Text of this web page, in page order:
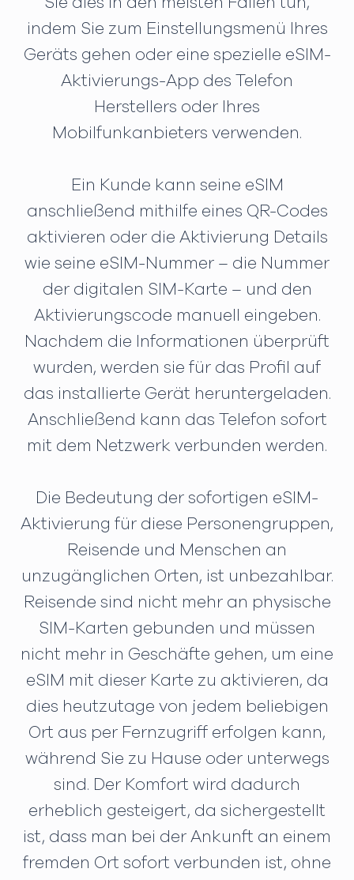
indem Sie zum Einstellungsmenü Ihres
Geräts gehen oder eine spezielle eSIM-
Aktivierungs-App des Telefon
Herstellers oder Ihres
Mobilfunkanbieters verwenden.
Ein Kunde kann seine eSIM
anschließend mithilfe eines QR-Codes
aktivieren oder die Aktivierung Details
wie seine eSIM-Nummer – die Nummer
der digitalen SIM-Karte – und den
Aktivierungscode manuell eingeben.
Nachdem die Informationen überprüft
wurden, werden sie für das Profil auf
das installierte Gerät heruntergeladen.
Anschließend kann das Telefon sofort
mit dem Netzwerk verbunden werden.
Die Bedeutung der sofortigen eSIM-
Aktivierung für diese Personengruppen,
Reisende und Menschen an
unzugänglichen Orten, ist unbezahlbar.
Reisende sind nicht mehr an physische
SIM-Karten gebunden und müssen
nicht mehr in Geschäfte gehen, um eine
eSIM mit dieser Karte zu aktivieren, da
dies heutzutage von jedem beliebigen
Ort aus per Fernzugriff erfolgen kann,
während Sie zu Hause oder unterwegs
sind. Der Komfort wird dadurch
erheblich gesteigert, da sichergestellt
ist, dass man bei der Ankunft an einem
fremden Ort sofort verbunden ist, ohne